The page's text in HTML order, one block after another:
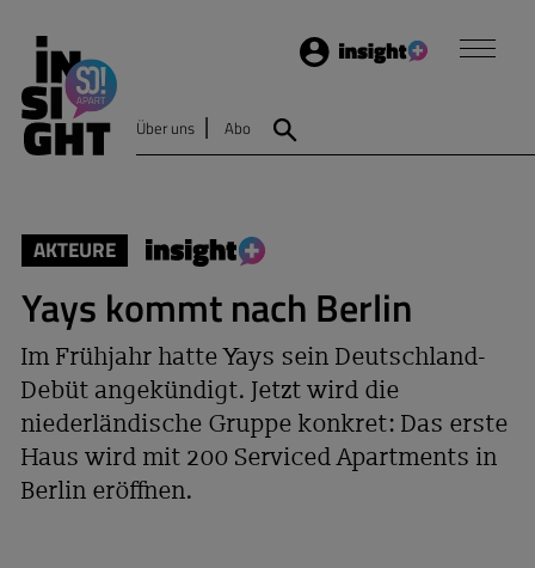
Login
Über uns Abo
AKTEURE
Yays kommt nach Berlin
Im Frühjahr hatte Yays sein Deutschland-
Debüt angekündigt. Jetzt wird die
niederländische Gruppe konkret: Das erste
Haus wird mit 200 Serviced Apartments in
Berlin eröffnen.